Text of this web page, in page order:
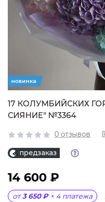
новинка
17 КОЛУМБИЙСКИХ
СИЯНИЕ" №3364
0 отзывов
предзаказ
14 600 ₽
от 3 650 ₽ × 4 платежа